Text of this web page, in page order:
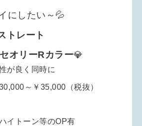
にしたい～💦
トレート
ーRカラー💎
が良く同時に
～￥35,000（税抜）
イトーン等のOP有